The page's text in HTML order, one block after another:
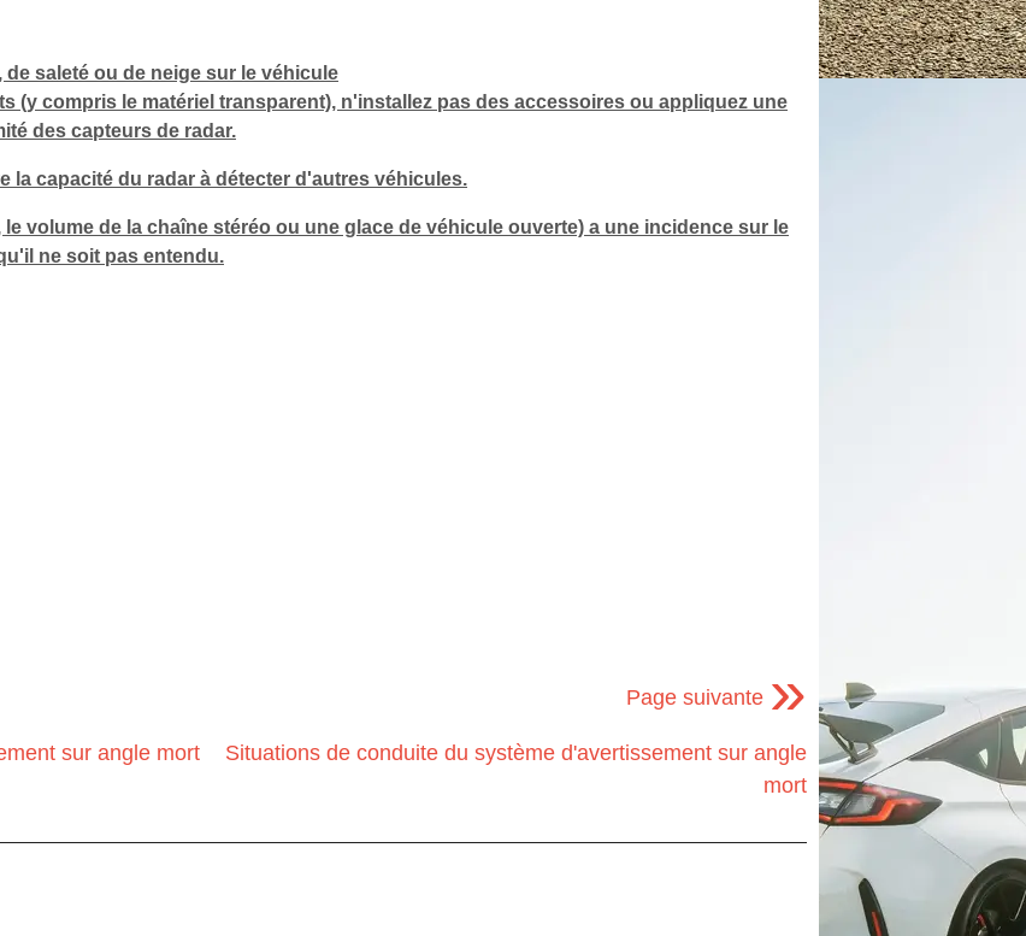
saleté ou de neige sur le véhicule
(y compris le matériel transparent), n'installez pas des accessoires ou appliquez une
des capteurs de radar.
la capacité du radar à détecter d'autres véhicules.
volume de la chaîne stéréo ou une glace de véhicule ouverte) a une incidence sur le
ne soit pas entendu.
sur angle mort
Page suivante »
Situations de conduite du système d'avertissement sur angle
mort